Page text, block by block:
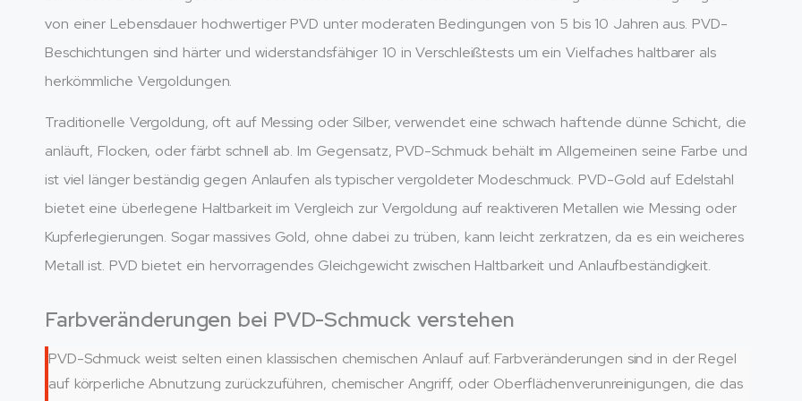
von einer Lebensdauer hochwertiger PVD unter moderaten Bedingungen von 5 bis 10 Jahren aus. PVD-
Beschichtungen sind härter und widerstandsfähiger 10 in Verschleißtests um ein Vielfaches haltbarer als
herkömmliche Vergoldungen.
Traditionelle Vergoldung, oft auf Messing oder Silber, verwendet eine schwach haftende dünne Schicht, die
anläuft, Flocken, oder färbt schnell ab. Im Gegensatz, PVD-Schmuck behält im Allgemeinen seine Farbe und
ist viel länger beständig gegen Anlaufen als typischer vergoldeter Modeschmuck. PVD-Gold auf Edelstahl
bietet eine überlegene Haltbarkeit im Vergleich zur Vergoldung auf reaktiveren Metallen wie Messing oder
Kupferlegierungen. Sogar massives Gold, ohne dabei zu trüben, kann leicht zerkratzen, da es ein weicheres
Metall ist. PVD bietet ein hervorragendes Gleichgewicht zwischen Haltbarkeit und Anlaufbeständigkeit.
Farbveränderungen bei PVD-Schmuck verstehen
PVD-Schmuck weist selten einen klassischen chemischen Anlauf auf. Farbveränderungen sind in der Regel
auf körperliche Abnutzung zurückzuführen, chemischer Angriff, oder Oberflächenverunreinigungen, die das